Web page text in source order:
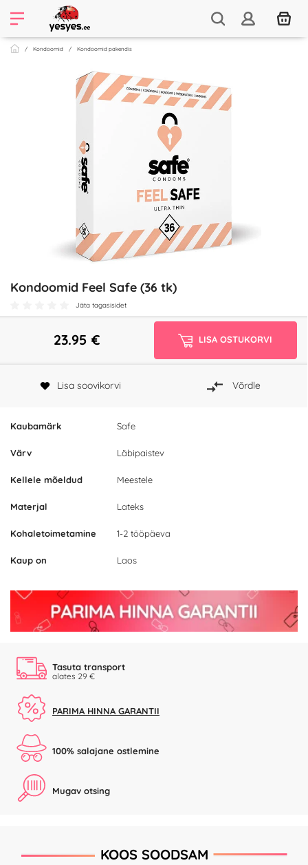
Kondoomid Kondoomid pakendis
Kondoomid Feel Safe (36 tk)
Jäta tagasisidet
Kaubamärk Safe
Värv Läbipaistev
Kellele mõeldud Meestele
Materjal Lateks
Kohaletoimetamine 1-2 tööpäeva
Kaup on Laos
23.95 € LISA OSTUKORVI
Lisa soovikorvi Võrdle
Tasuta transport
alates 29 €
PARIMA HINNA GARANTII
100% salajane ostlemine
Mugav otsing
KOOS SOODSAM